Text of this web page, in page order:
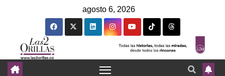
agosto 6, 2026